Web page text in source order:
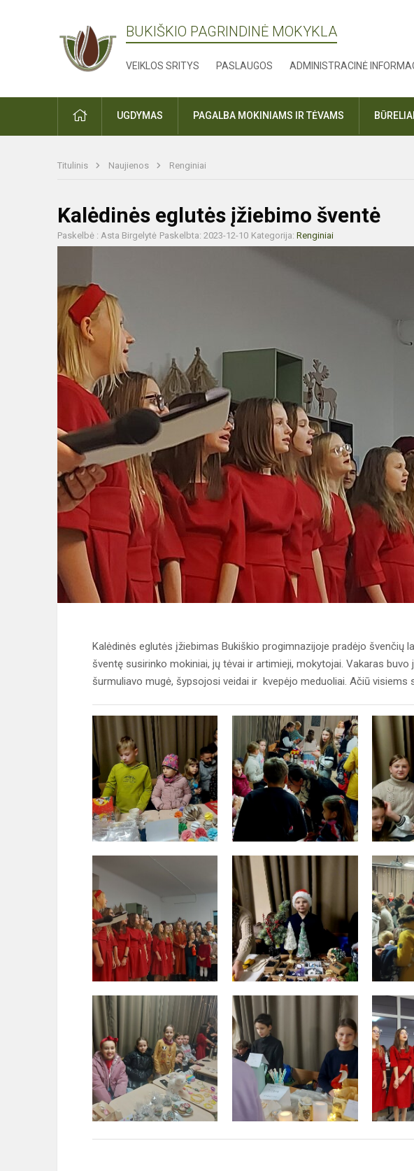
BUKIŠKIO PAGRINDINĖ MOKYKLA
VEIKLOS SRITYS PASLAUGOS ADMINISTRACINĖ
PRADŽIAUGDYMAS PAGALBA MOKINIAMS IR TĖVAMS BŪRELIAI
Titulinis Naujienos Renginiai
Kalėdinės eglutės įžiebimo šventė
Paskelbė : Asta Birgelytė Paskelbta: 2023-12-10 Kategorija: Renginiai
Kalėdinės eglutės įžiebimas Bukiškio progimnazijoje pradėjo švenčių
šventę susirinko mokiniai, jų tėvai ir artimieji, mokytojai. Vakaras
šurmuliavo mugė, šypsojosi veidai ir kvepėjo meduoliai. Ačiū visiems